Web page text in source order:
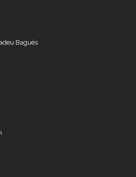
Bagués